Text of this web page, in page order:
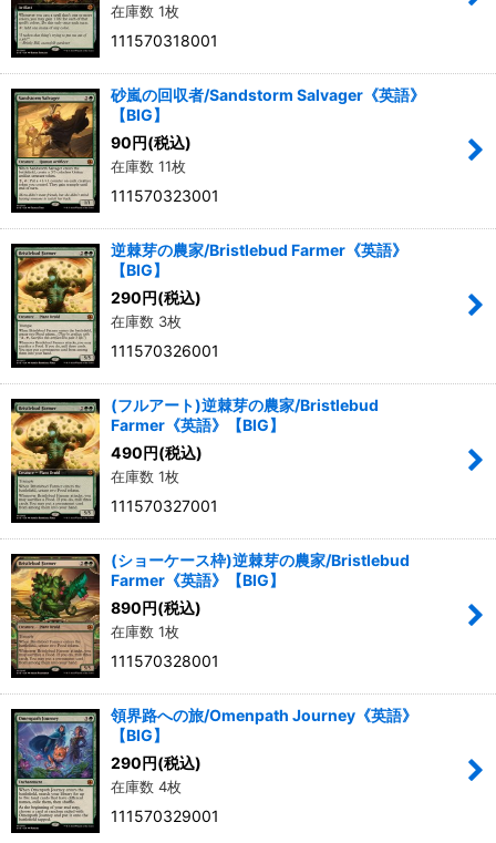
在庫数 1枚
111570318001
砂嵐の回収者/Sandstorm Salvager《英語》
【BIG】
90円(税込)
在庫数 11枚
111570323001
逆棘芽の農家/Bristlebud Farmer《英語》
【BIG】
290円(税込)
在庫数 3枚
111570326001
(フルアート)逆棘芽の農家/Bristlebud
Farmer《英語》【BIG】
490円(税込)
在庫数 1枚
111570327001
(ショーケース枠)逆棘芽の農家/Bristlebud
Farmer《英語》【BIG】
890円(税込)
在庫数 1枚
111570328001
領界路への旅/Omenpath Journey《英語》
【BIG】
290円(税込)
在庫数 4枚
111570329001